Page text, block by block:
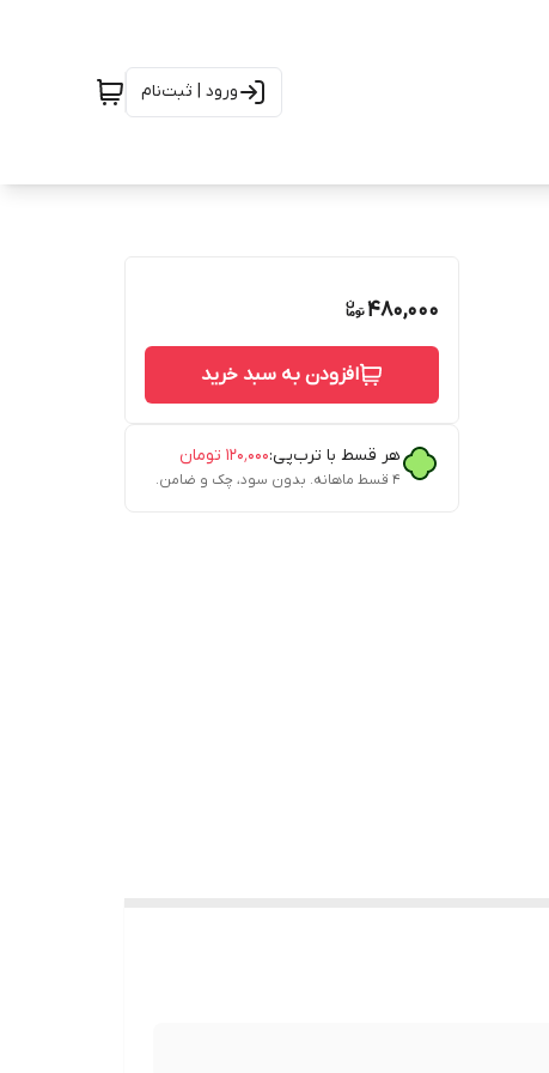
ورود | ثبت‌نام
480,000
افزودن به سبد خرید
هر قسط با ترب‌پی:۱۲۰٬۰۰۰ تومان
۴ قسط ماهانه. بدون سود، چک و ضامن.